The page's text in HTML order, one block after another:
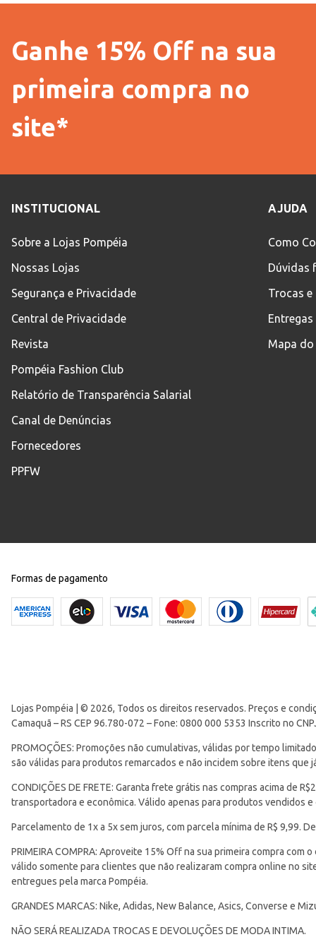
Ganhe 15% Off na sua
primeira compra no
site*
INSTITUCIONAL
Sobre a Lojas Pompéia
Nossas Lojas
Segurança e Privacidade
Central de Privacidade
Revista
Pompéia Fashion Club
Relatório de Transparência Salarial
Canal de Denúncias
Fornecedores
PPFW
AJUDA
Como
Dúvidas
Trocas e
Entregas
Mapa do
Formas de pagamento
Lojas Pompéia | © 2026, Todos os direitos reservados. Preços e
Camaquã – RS CEP 96.780-072 – Fone: 0800 000 5353 Inscrito no
PROMOÇÕES: Promoções não cumulativas, válidas por tempo
são válidas para produtos remarcados e não incidem sobre itens
CONDIÇÕES DE FRETE: Garanta frete grátis nas compras acima de
transportadora e econômica. Válido apenas para produtos vendidos
Parcelamento de 1x a 5x sem juros, com parcela mínima de R$ 9,99.
PRIMEIRA COMPRA: Aproveite 15% Off na sua primeira compra com
válido somente para clientes que não realizaram compra online no
entregues pela marca Pompéia.
GRANDES MARCAS: Nike, Adidas, New Balance, Asics, Converse e
NÃO SERÁ REALIZADA TROCAS E DEVOLUÇÕES DE MODA INTIMA.